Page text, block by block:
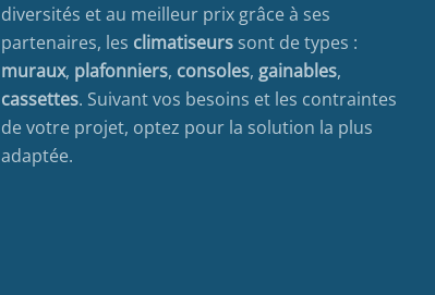
diversités et au meilleur prix grâce à ses
partenaires, les climatiseurs sont de types :
muraux, plafonniers, consoles, gainables,
cassettes. Suivant vos besoins et les contraintes
de votre projet, optez pour la solution la plus
adaptée.